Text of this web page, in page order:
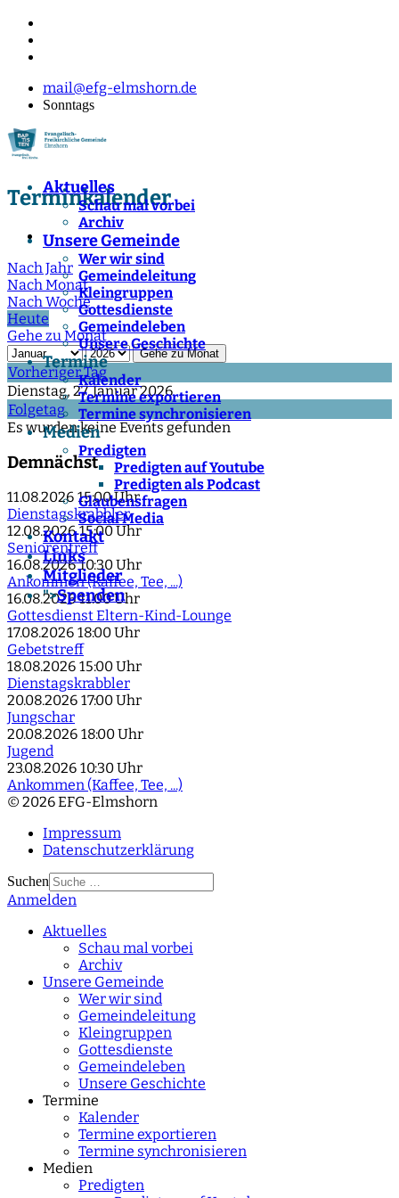
mail@efg-elmshorn.de
Sonntags
Aktuelles
Schau mal vorbei
Archiv
Unsere Gemeinde
Wer wir sind
Gemeindeleitung
Kleingruppen
Gottesdienste
Gemeindeleben
Unsere Geschichte
Termine
Kalender
Termine exportieren
Termine synchronisieren
Medien
Predigten
Predigten auf Youtube
Predigten als Podcast
Glaubensfragen
Social Media
Kontakt
Links
Mitglieder
">Spenden
Terminkalender
Nach Jahr
Nach Monat
Nach Woche
Heute
Gehe zu Monat
Gehe zu Monat
Vorheriger Tag
Dienstag, 27. Januar 2026
Folgetag
Es wurden keine Events gefunden
Demnächst
11.08.2026 15:00 Uhr
Dienstagskrabbler
12.08.2026 15:00 Uhr
Seniorentreff
16.08.2026 10:30 Uhr
Ankommen (Kaffee, Tee, ...)
16.08.2026 11:00 Uhr
Gottesdienst Eltern-Kind-Lounge
17.08.2026 18:00 Uhr
Gebetstreff
18.08.2026 15:00 Uhr
Dienstagskrabbler
20.08.2026 17:00 Uhr
Jungschar
20.08.2026 18:00 Uhr
Jugend
23.08.2026 10:30 Uhr
Ankommen (Kaffee, Tee, ...)
© 2026 EFG-Elmshorn
Impressum
Datenschutzerklärung
Suchen
Type 2 or more
Anmelden
Aktuelles
Schau mal vorbei
Archiv
Unsere Gemeinde
Wer wir sind
Gemeindeleitung
Kleingruppen
Gottesdienste
Gemeindeleben
Unsere Geschichte
Termine
Kalender
Termine exportieren
Termine synchronisieren
Medien
Predigten